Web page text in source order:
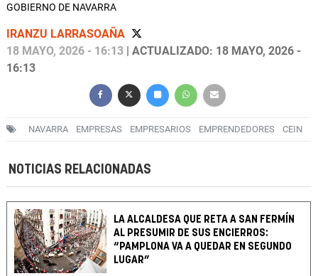
GOBIERNO DE NAVARRA
IRANZU LARRASOAÑA
18 MAYO, 2026 - 16:13 | ACTUALIZADO: 18 MAYO, 2026 -
16:13
NAVARRA EMPRESAS EMPRESARIOS EMPRENDEDORES CEIN
NOTICIAS RELACIONADAS
LA ALCALDESA QUE RETA A SAN FERMÍN
AL PRESUMIR DE SUS ENCIERROS:
“PAMPLONA VA A QUEDAR EN SEGUNDO
LUGAR”